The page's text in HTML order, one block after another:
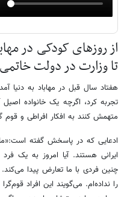
از روزهای کودکی در
تا وزارت در دولت خاتمی
هفتاد سال قبل در مهاباد به دنیا
تجربه کرد، اگرچه یک خانواده
متهمش کنند به افکار افراطی و قوم
ادعایی که در پاسخش گفته
ایرانی هستند. آیا امروز به یک
چنین فردی با ما تعارض پیدا
را نداده‌ام. می‌گویند این افراد